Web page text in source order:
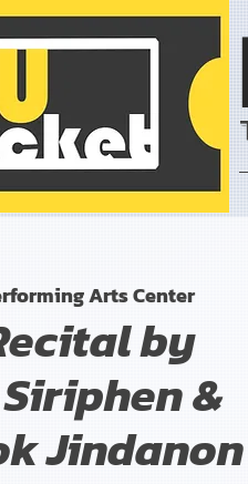
Arts Center
by
&
Jindanon